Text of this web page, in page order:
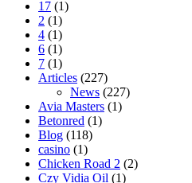
17 (1)
2 (1)
4 (1)
6 (1)
7 (1)
Articles (227)
News (227)
Avia Masters (1)
Betonred (1)
Blog (118)
casino (1)
Chicken Road 2 (2)
Czy Vidia Oil (1)